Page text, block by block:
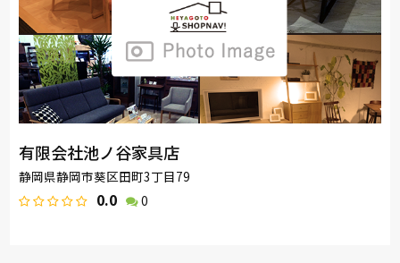
有限会社池ノ谷家具店
静岡県静岡市葵区田町3丁目79
0.0 0